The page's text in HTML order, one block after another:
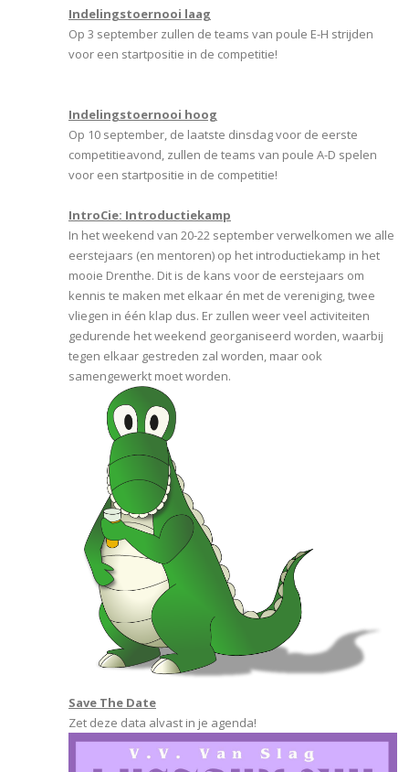
Indelingstoernooi laag
Op 3 september zullen de teams van poule E-H strijden
voor een startpositie in de competitie!
Indelingstoernooi hoog
Op 10 september, de laatste dinsdag voor de eerste
competitieavond, zullen de teams van poule A-D spelen
voor een startpositie in de competitie!
IntroCie: Introductiekamp
In het weekend van 20-22 september verwelkomen we alle
eerstejaars (en mentoren) op het introductiekamp in het
mooie Drenthe. Dit is de kans voor de eerstejaars om
kennis te maken met elkaar én met de vereniging, twee
vliegen in één klap dus. Er zullen weer veel activiteiten
gedurende het weekend georganiseerd worden, waarbij
tegen elkaar gestreden zal worden, maar ook
samengewerkt moet worden.
Save The Date
Zet deze data alvast in je agenda!